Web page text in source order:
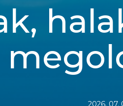
2026. 07.